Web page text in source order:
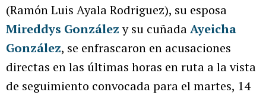
(Ramón Luis Ayala Rodriguez), su esposa
Mireddys González y su cuñadaAyeicha
González, se enfrascaron en acusaciones
directas en las últimas horas en ruta a la vista
de seguimiento convocada para el martes, 14